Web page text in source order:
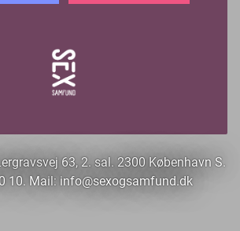
63, 2. sal. 2300 København S.
10. Mail: info@sexogsamfund.dk